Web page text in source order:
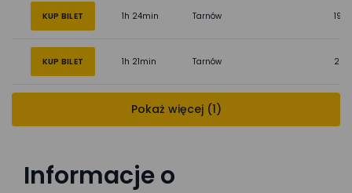
KUP BILET 1h 24min Tarnów
KUP BILET 1h 21min Tarnów
Pokaż więcej (1)
Informacje o